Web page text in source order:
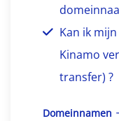
Kan ik
Kinamo
transfer) ?
Domeinnamen